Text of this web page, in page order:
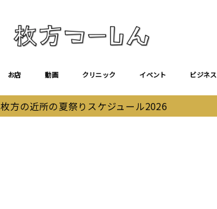
お店 動画 クリニック イベント ビジネス
枚方の近所の夏祭りスケジュール2026